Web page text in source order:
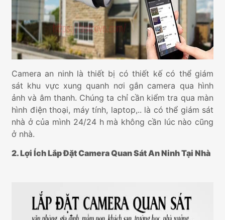
Camera an ninh là thiết bị có thiết kế có thể giám
sát khu vực xung quanh nơi gắn camera qua hình
ảnh và âm thanh. Chúng ta chỉ cần kiểm tra qua màn
hình điện thoại, máy tính, laptop,.. là có thể giám sát
nhà ở của mình 24/24 h mà không cần lúc nào cũng
ở nhà.
2. Lợi Ích Lắp Đặt Camera Quan Sát An Ninh Tại Nhà